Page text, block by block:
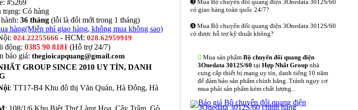
#5269
trạng: Có hàng
36 tháng (lỗi là đổi mới trong 1 tháng)
hàng(Miễn phí giao hàng, không mua không sao)
024.22255666 - HCM:028.62959919
động:0385 90 8181 (Hỗ trợ 24/7)
báo giá:thegioicapquang@gmail.com
GROUP SINCE 2010 UY TÍN, DANH
: TT17-B4 Khu đô thị Văn Quán, Hà Đông, Hà
: 108/1/6 Khu Biệt Thự Làng Hoa, Cây Trâm, Gò
➌ Mua Bộ chuyển đổi quang điện 3Onedata 3012S/60
có giao hàng toàn quốc 24/7?
➍ Mua Bộ chuyển đổi quang điện 3Onedata 3012S/60
có được hỗ trợ kỹ thuật không?
Mua sản phẩm Bộ chuyển đổi quang điện
3Onedata 3012S/60 tại Hợp Nhất Group nhà
cung cấp thiết bị mạng uy tín, danh tiếng 10 năm
để đảm bảo sản phẩm chính hãng. Tránh nguy cơ
mua phải sản phẩm kém chất lượng...